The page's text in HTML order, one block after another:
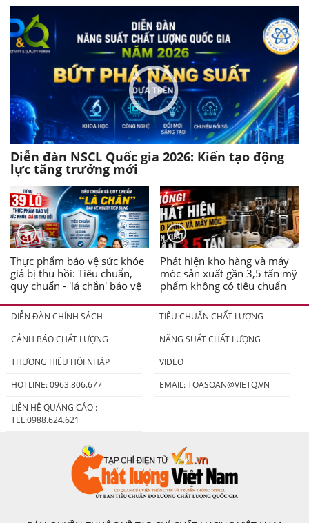
Diễn đàn NSCL Quốc gia 2026: Kiến tạo động
lực tăng trưởng mới
Thực phẩm bảo vệ sức khỏe
giả bị thu hồi: Tiêu chuẩn,
quy chuẩn - 'lá chắn' bảo vệ
Phát hiện kho hàng và máy
móc sản xuất gần 3,5 tấn mỹ
phẩm không có tiêu chuẩn
DIỄN ĐÀN CHÍNH SÁCH
TIÊU CHUẨN CHẤT LƯỢNG
CẢNH BÁO CHẤT LƯỢNG
NĂNG SUẤT CHẤT LƯỢNG
THƯƠNG HIỆU HỘI NHẬP
VIDEO
HOTLINE: 0963.806.677
EMAIL:TOASOAN@VIETQ.VN
LIÊN HỆ QUẢNG CÁO :
TEL:0988.624.621